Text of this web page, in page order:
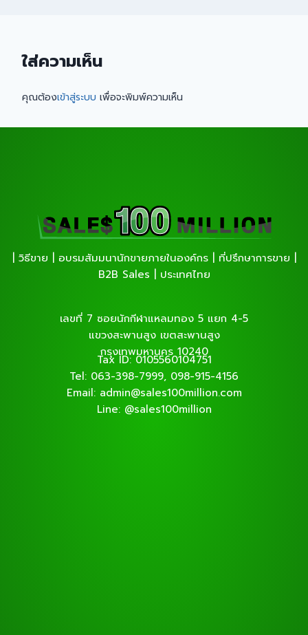
ใส่ความเห็น
คุณต้องเข้าสู่ระบบ เพื่อจะพิมพ์ความเห็น
| วิธีขาย | อบรมสัมมนานักขายภายในองค์กร | ที่ปรึกษาการขาย |
B2B Sales | ประเทศไทย
เลขที่ 7 ซอยนักกีฬาแหลมทอง 5 แยก 4-5
แขวงสะพานสูง เขตสะพานสูง
กรุงเทพมหานคร 10240
Tax ID: 0105560104751
Tel: 063-398-7999, 098-915-4156
Email: admin@sales100million.com
Line: @sales100million